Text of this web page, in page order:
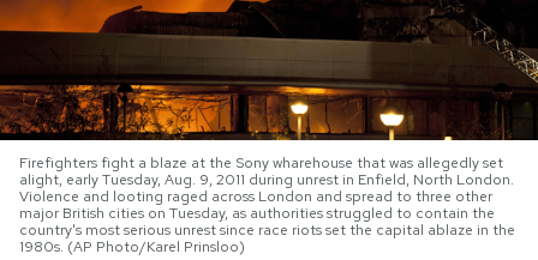
NEWSLETTER
I MIEI PREFERITI
SHOP
CALENDARIO
Firefighters fight a blaze at the Sony wharehouse that was allegedly set
alight, early Tuesday, Aug. 9, 2011 during unrest in Enfield, North London.
Violence and looting raged across London and spread to three other
major British cities on Tuesday, as authorities struggled to contain the
country's most serious unrest since race riots set the capital ablaze in the
1980s. (AP Photo/Karel Prinsloo)